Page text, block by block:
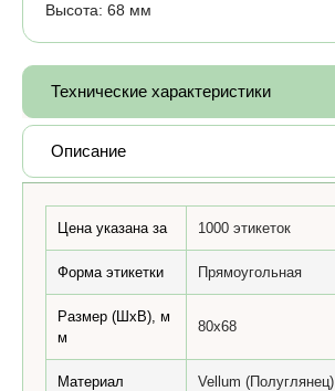
Высота: 68 мм
Технические характеристики
Описание
Цена указана за 1000 этикеток
Форма этикетки Прямоугольная
Размер (ШхВ), м
м
80x68
Материал Vellum (Полуглянец)